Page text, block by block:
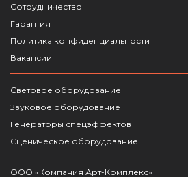
Сотрудничество
Гарантия
Политика конфиденциальности
Вакансии
Световое оборудование
Звуковое оборудование
Генераторы спецэффектов
Сценическое оборудование
ООО «Компания Арт-Комплекс»